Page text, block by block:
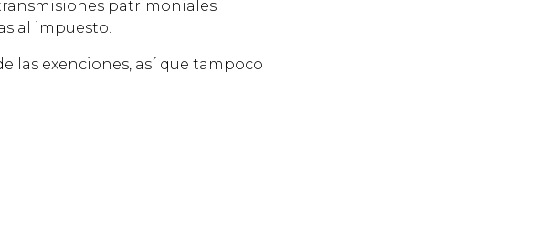
patrimoniales
al impuesto.
las exenciones, así que tampoco